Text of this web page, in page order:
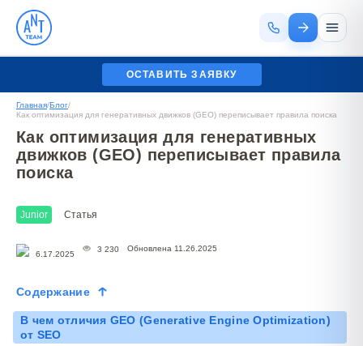
ОСТАВИТЬ ЗАЯВКУ
Главная/Блог/
Как оптимизация для генеративных движков (GEO) переписывает правила поиска
Как оптимизация для генеративных
движков (GEO) переписывает правила
поиска
Junior Статья
6.17.2025
3 230 Обновлена 11.26.2025
Содержание
В чем отличия GEO (Generative Engine Optimization)
от SEO